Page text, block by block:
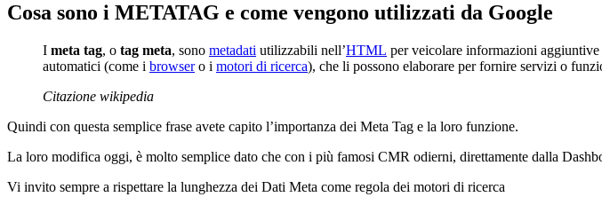
Cosa sono i METATAG e come vengono utilizzati da Google
I meta tag, o tag meta, sono metadati utilizzabili nell’HTML per veicolare informazioni aggiuntive
automatici (come i browsero i motori di ricerca), che li possono elaborare per fornire servizi o
Citazione wikipedia
Quindi con questa semplice frase avete capito l’importanza dei Meta Tag e la loro funzione.
La loro modifica oggi, è molto semplice dato che con i più famosi CMR odierni, direttamente dalla
Vi invito sempre a rispettare la lunghezza dei Dati Meta come regola dei motori di ricerca